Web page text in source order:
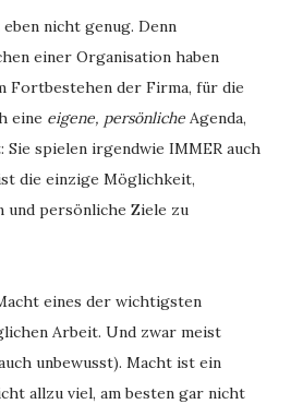
nicht genug. Denn
einer Organisation haben
Fortbestehen der Firma, für die
eine eigene, persönliche Agenda,
spielen irgendwie IMMER auch
die einzige Möglichkeit,
persönliche Ziele zu
eines der wichtigsten
Arbeit. Und zwar meist
unbewusst). Macht ist ein
allzu viel, am besten gar nicht